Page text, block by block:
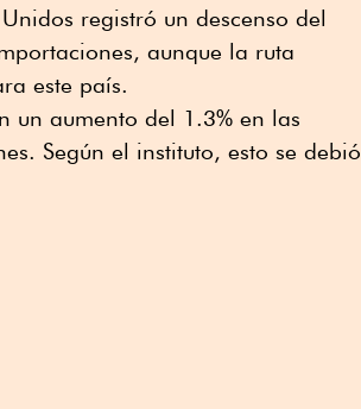
registró un descenso del
aunque la ruta
este país.
un aumento del 1.3% en las
Según el instituto, esto se debió